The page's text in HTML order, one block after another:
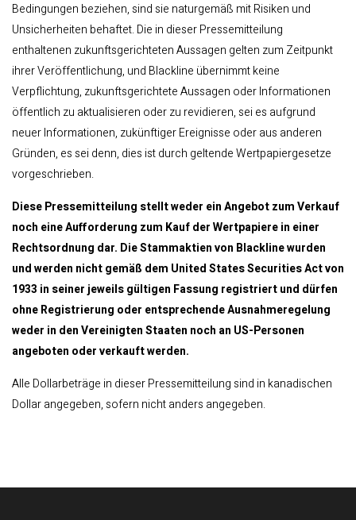
Bedingungen beziehen, sind sie naturgemäß mit Risiken und
Unsicherheiten behaftet. Die in dieser Pressemitteilung
enthaltenen zukunftsgerichteten Aussagen gelten zum Zeitpunkt
ihrer Veröffentlichung, und Blackline übernimmt keine
Verpflichtung, zukunftsgerichtete Aussagen oder Informationen
öffentlich zu aktualisieren oder zu revidieren, sei es aufgrund
neuer Informationen, zukünftiger Ereignisse oder aus anderen
Gründen, es sei denn, dies ist durch geltende Wertpapiergesetze
vorgeschrieben.
Diese Pressemitteilung stellt weder ein Angebot zum Verkauf
noch eine Aufforderung zum Kauf der Wertpapiere in einer
Rechtsordnung dar. Die Stammaktien von Blackline wurden
und werden nicht gemäß dem United States Securities Act von
1933 in seiner jeweils gültigen Fassung registriert und dürfen
ohne Registrierung oder entsprechende Ausnahmeregelung
weder in den Vereinigten Staaten noch an US-Personen
angeboten oder verkauft werden.
Alle Dollarbeträge in dieser Pressemitteilung sind in kanadischen
Dollar angegeben, sofern nicht anders angegeben.